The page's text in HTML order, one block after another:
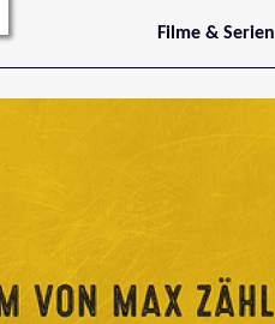
Filme & Serien
Trailer